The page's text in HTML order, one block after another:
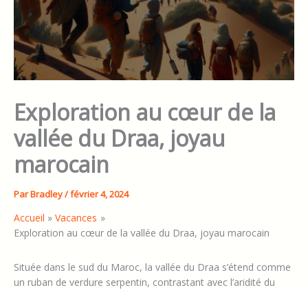
Exploration au cœur de la
vallée du Draa, joyau
marocain
ParBradley/février 4, 2024
Accueil
Vacances
Exploration au cœur de la vallée du Draa, joyau marocain
Située dans le sud du Maroc, la vallée du Draa s’étend comme
un ruban de verdure serpentin, contrastant avec l’aridité du